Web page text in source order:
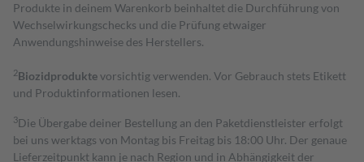
Produkte in deinem Warenkorb beinhaltet die Durchführung von
Wechselwirkungschecks und die Prüfung etwaiger
Anwendungshinweise des Herstellers.
2Biozidproduktevorsichtig verwenden. Vor Gebrauch stets Etikett
und Produktinformationen lesen.
3Die Übergabe deiner Bestellung an den Paketdienstleister erfolgt
bei uns werktags von Montag bis Freitag bis 18:00 Uhr. Der genaue
Lieferzeitpunkt kann je nach Region und in Abhängigkeit der